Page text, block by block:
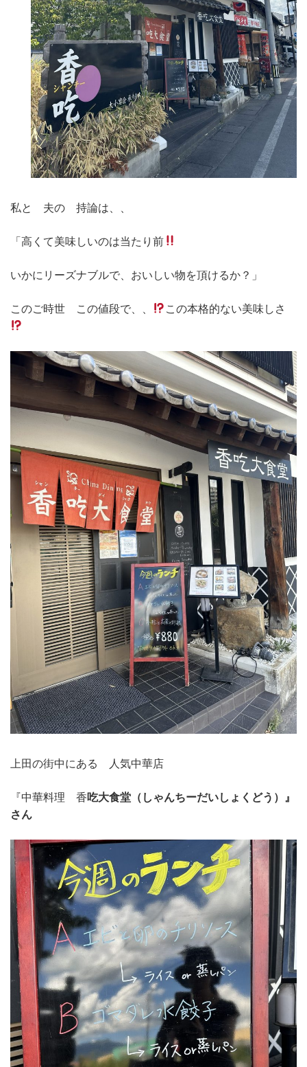
私と 夫の 持論は、、
「高くて美味しいのは当たり前
いかにリーズナブルで、おいしい物を頂けるか？」
このご時世 この値段で、、 この本格的ない美味しさ
上田の街中にある 人気中華店
『中華料理 香吃大食堂（しゃんちーだいしょくどう）』
さん